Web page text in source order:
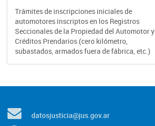
Trámites de inscripciones iniciales de
automotores inscriptos en los Registros
Seccionales de la Propiedad del Automotor y
Créditos Prendarios (cero kilómetro,
subastados, armados fuera de fábrica, etc.)
datosjusticia@jus.gov.ar